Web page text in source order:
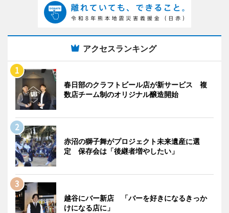
アクセスランキング
春日部のクラフトビール店が新サービス 複
数店チーム制のオリジナル醸造開始
赤沼の獅子舞がプロジェクト未来遺産に選
定 保存会は「後継者増やしたい」
越谷にバー新店 「バーを好きになるきっか
けになる店に」